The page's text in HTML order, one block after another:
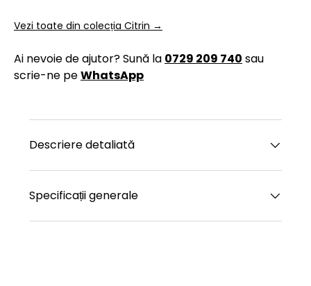
Vezi toate din colecția Citrin →
Ai nevoie de ajutor? Sună la 0729 209 740 sau
scrie-ne peWhatsApp
Descriere detaliată
Specificații generale